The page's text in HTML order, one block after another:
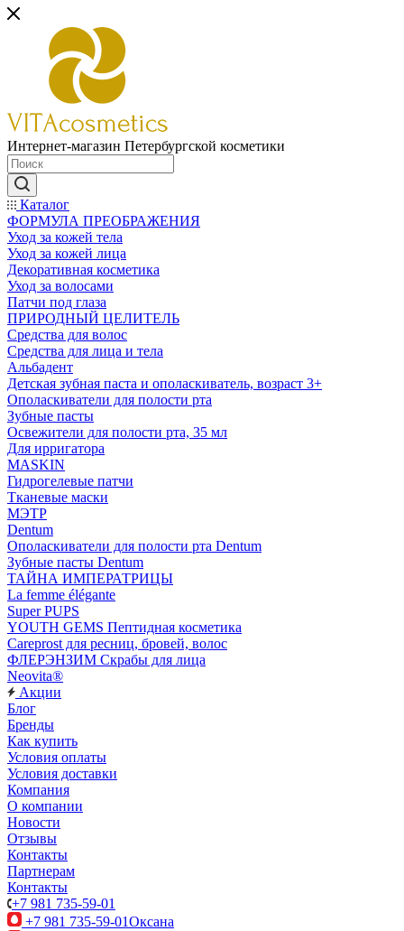
Интернет-магазин Петербургской косметики
Каталог
ФОРМУЛА ПРЕОБРАЖЕНИЯ
Уход за кожей тела
Уход за кожей лица
Декоративная косметика
Уход за волосами
Патчи под глаза
ПРИРОДНЫЙ ЦЕЛИТЕЛЬ
Средства для волос
Средства для лица и тела
Альбадент
Детская зубная паста и ополаскиватель, возраст 3+
Ополаскиватели для полости рта
Зубные пасты
Освежители для полости рта, 35 мл
Для ирригатора
MASKIN
Гидрогелевые патчи
Тканевые маски
МЭТР
Dentum
Ополаскиватели для полости рта Dentum
Зубные пасты Dentum
ТАЙНА ИМПЕРАТРИЦЫ
La femme élégante
Super PUPS
YOUTH GEMS Пептидная косметика
Careprost для ресниц, бровей, волос
ФЛЕРЭНЗИМ Скрабы для лица
Neovita®
Акции
Блог
Бренды
Как купить
Условия оплаты
Условия доставки
Компания
О компании
Новости
Отзывы
Контакты
Партнерам
Контакты
+7 981 735-59-01
+7 981 735-59-01Оксана